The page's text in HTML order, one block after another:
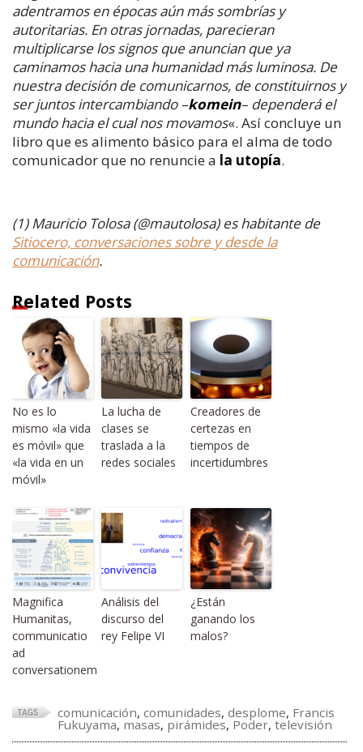
adentramos en épocas aún más sombrías y
autoritarias. En otras jornadas, parecieran
multiplicarse los signos que anuncian que ya
caminamos hacia una humanidad más luminosa. De
nuestra decisión de comunicarnos, de constituirnos y
ser juntos intercambiando –komein– dependerá el
mundo hacia el cual nos movamos«. Así concluye un
libro que es alimento básico para el alma de todo
comunicador que no renuncie a la utopía.
(1) Mauricio Tolosa (@mautolosa) es habitante de
Sitiocero, conversaciones sobre y desde la
comunicación.
Related Posts
No es lo
mismo «la vida
es móvil» que
«la vida en un
móvil»
La lucha de
clases se
traslada a la
redes sociales
Creadores de
certezas en
tiempos de
incertidumbres
Magnifica
Humanitas,
communicatio
ad
conversationem
Análisis del
discurso del
rey Felipe VI
¿Están
ganando los
malos?
comunicación, comunidades, desplome, Francis
Fukuyama, masas, pirámides, Poder, televisión